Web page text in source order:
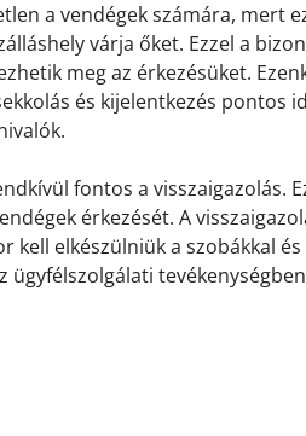
a vendégek számára, mert
várja őket. Ezzel a
meg az érkezésüket.
és kijelentkezés pontos
fontos a visszaigazolás.
érkezését. A
kell elkészülniük a szobákkal
ügyfélszolgálati